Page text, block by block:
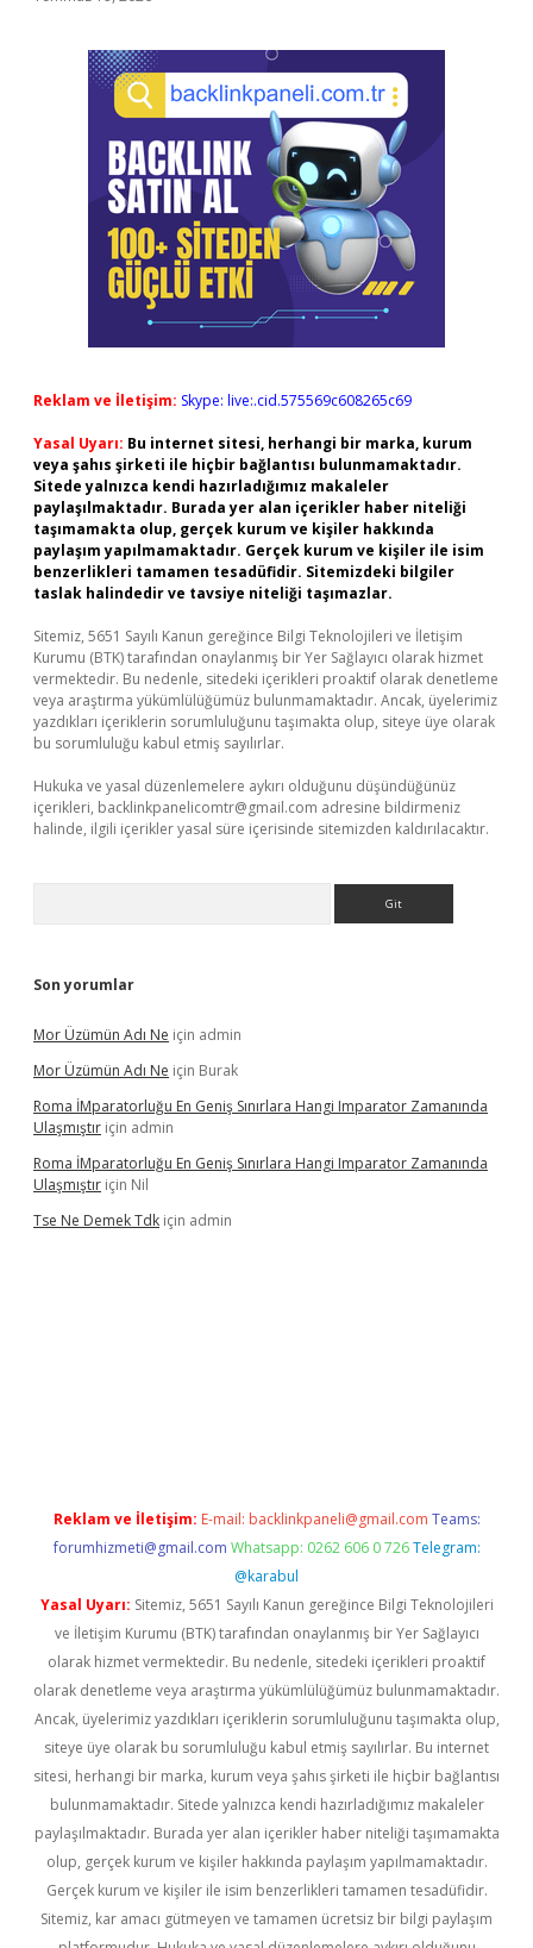
Reklam ve İletişim: Skype: live:.cid.575569c608265c69
Yasal Uyarı: Bu internet sitesi, herhangi bir marka, kurum
veya şahıs şirketi ile hiçbir bağlantısı bulunmamaktadır.
Sitede yalnızca kendi hazırladığımız makaleler
paylaşılmaktadır. Burada yer alan içerikler haber niteliği
taşımamakta olup, gerçek kurum ve kişiler hakkında
paylaşım yapılmamaktadır. Gerçek kurum ve kişiler ile isim
benzerlikleri tamamen tesadüfidir. Sitemizdeki bilgiler
taslak halindedir ve tavsiye niteliği taşımazlar.
Sitemiz, 5651 Sayılı Kanun gereğince Bilgi Teknolojileri ve İletişim
Kurumu (BTK) tarafından onaylanmış bir Yer Sağlayıcı olarak hizmet
vermektedir. Bu nedenle, sitedeki içerikleri proaktif olarak denetleme
veya araştırma yükümlülüğümüz bulunmamaktadır. Ancak, üyelerimiz
yazdıkları içeriklerin sorumluluğunu taşımakta olup, siteye üye olarak
bu sorumluluğu kabul etmiş sayılırlar.
Hukuka ve yasal düzenlemelere aykırı olduğunu düşündüğünüz
içerikleri, backlinkpanelicomtr@gmail.com adresine bildirmeniz
halinde, ilgili içerikler yasal süre içerisinde sitemizden kaldırılacaktır.
Son yorumlar
Mor Üzümün Adı Ne için admin
Mor Üzümün Adı Ne için Burak
Roma İMparatorluğu En Geniş Sınırlara Hangi Imparator Zamanında
Ulaşmıştır için admin
Roma İMparatorluğu En Geniş Sınırlara Hangi Imparator Zamanında
Ulaşmıştır için Nil
Tse Ne Demek Tdk için admin
Reklam ve İletişim: E-mail: backlinkpaneli@gmail.com Teams:
forumhizmeti@gmail.com Whatsapp: 0262 606 0 726 Telegram:
@karabul
Yasal Uyarı: Sitemiz, 5651 Sayılı Kanun gereğince Bilgi Teknolojileri
ve İletişim Kurumu (BTK) tarafından onaylanmış bir Yer Sağlayıcı
olarak hizmet vermektedir. Bu nedenle, sitedeki içerikleri proaktif
olarak denetleme veya araştırma yükümlülüğümüz bulunmamaktadır.
Ancak, üyelerimiz yazdıkları içeriklerin sorumluluğunu taşımakta olup,
siteye üye olarak bu sorumluluğu kabul etmiş sayılırlar. Bu internet
sitesi, herhangi bir marka, kurum veya şahıs şirketi ile hiçbir bağlantısı
bulunmamaktadır. Sitede yalnızca kendi hazırladığımız makaleler
paylaşılmaktadır. Burada yer alan içerikler haber niteliği taşımamakta
olup, gerçek kurum ve kişiler hakkında paylaşım yapılmamaktadır.
Gerçek kurum ve kişiler ile isim benzerlikleri tamamen tesadüfidir.
Sitemiz, kar amacı gütmeyen ve tamamen ücretsiz bir bilgi paylaşım